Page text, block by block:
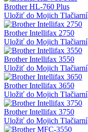
Brother HL-760 Plus
Uložiť do Mojich Tlačiarní
Brother Intellifax 2750
Uložiť do Mojich Tlačiarní
Brother Intellifax 3550
Uložiť do Mojich Tlačiarní
Brother Intellifax 3650
Uložiť do Mojich Tlačiarní
Brother Intellifax 3750
Uložiť do Mojich Tlačiarní